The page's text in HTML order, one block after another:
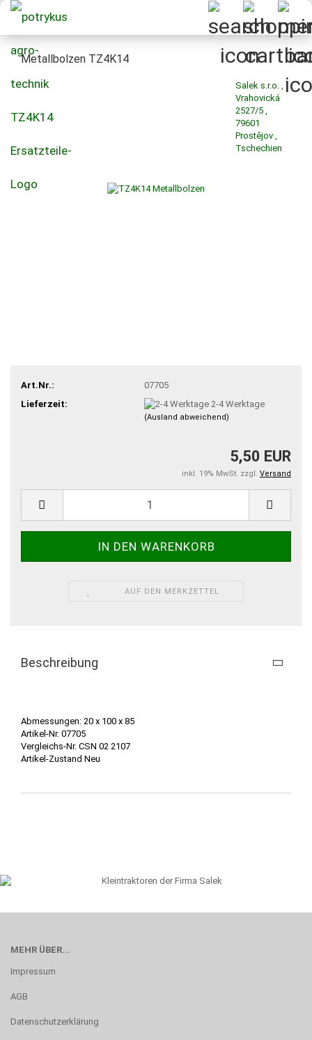
Metallbolzen TZ4K14
Salek s.r.o. ,
Vrahovická
2527/5 ,
79601
Prostějov ,
Tschechien
Art.Nr.:
07705
Lieferzeit:
2-4 Werktage
(Ausland abweichend)
5,50 EUR
inkl. 19% MwSt. zzgl. Versand
AUF DEN MERKZETTEL
Beschreibung
Abmessungen: 20 x 100 x 85
Artikel-Nr. 07705
Vergleichs-Nr. CSN 02 2107
Artikel-Zustand Neu
MEHR ÜBER...
Impressum
AGB
Datenschutzerklärung